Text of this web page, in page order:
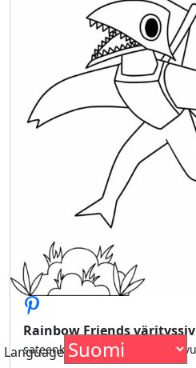
Rainbow Friends
sateenkaaren ystävät
Language